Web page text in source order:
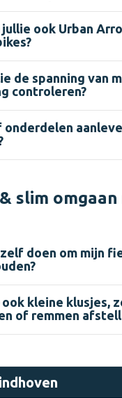
ook Urban
de spanning van
controleren?
onderdelen
slim omgaan
doen om mijn
kleine klusjes,
of remmen